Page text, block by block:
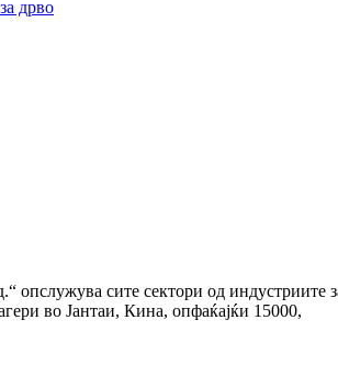
сите сектори од
во Јантаи, Кина, опфаќајќи 15000,